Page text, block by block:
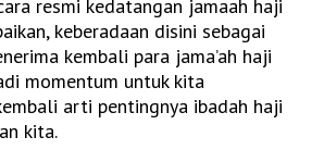
resmi kedatangan jamaah haji
keberadaan disini sebagai
kembali para jama’ah haji
momentum untuk kita
arti pentingnya ibadah haji
kita.